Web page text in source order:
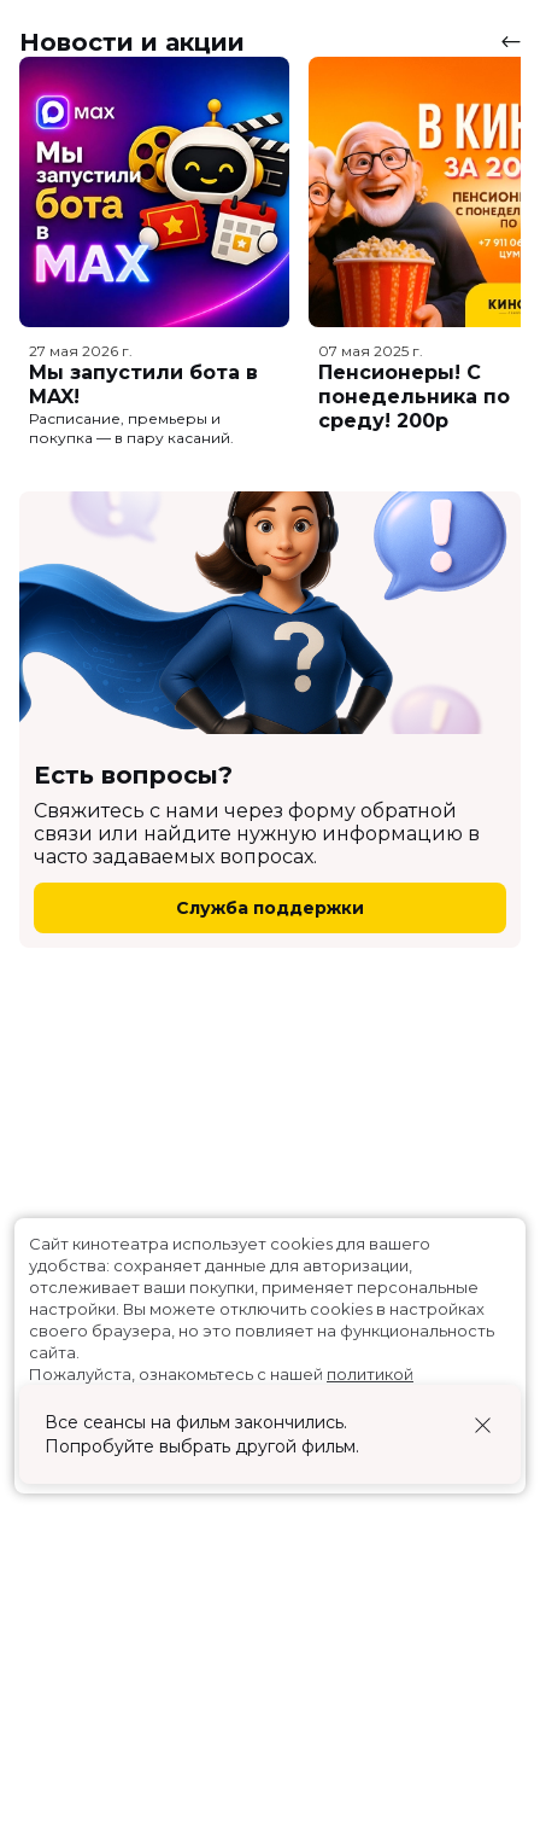
Новости и акции
27 мая 2026 г.
Мы запустили бота в
MAX!
Расписание, премьеры и
покупка — в пару касаний.
07 мая 2025 г.
Пенсионеры! С
понедельника по
среду! 200р
Есть вопросы?
Cвяжитесь с нами через форму обратной
связи или найдите нужную информацию в
часто задаваемых вопросах.
Служба поддержки
Все сеансы на фильм закончились.
Попробуйте выбрать другой фильм.
Сайт кинотеатра использует cookies для вашего
удобства: сохраняет данные для авторизации,
отслеживает ваши покупки, применяет персональные
настройки. Вы можете отключить cookies в настройках
своего браузера, но это повлияет на функциональность
сайта.
Пожалуйста, ознакомьтесь с нашей политикой
Принять